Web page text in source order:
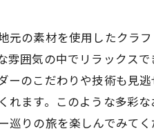
元の素材を使用したクラ
雰囲気の中でリラックスで
ーのこだわりや技術も見逃
れます。このような多彩な
りの旅を楽しんでみてく